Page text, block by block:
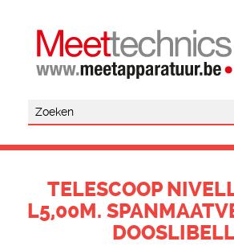
TELESCOOP
L5,00M.